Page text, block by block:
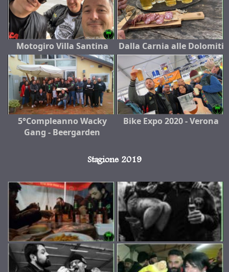
Motogiro Villa Santina Dalla Carnia alle Dolomiti
5°Compleanno Wacky
Gang - Beergarden
Bike Expo 2020 - Verona
Stagione 2019